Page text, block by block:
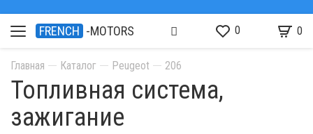
FRENCH -MOTORS 0 0
Главная Каталог Peugeot 206
Топливная система,
зажигание